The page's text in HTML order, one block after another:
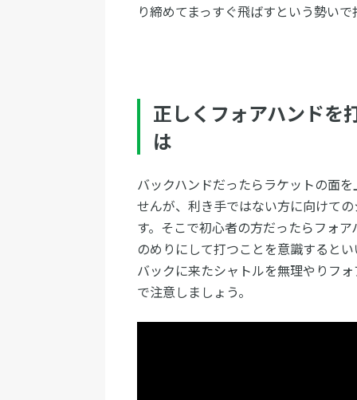
り締めてまっすぐ飛ばすという勢い
正しくフォアハンドを
は
バックハンドだったらラケットの面
せんが、利き手ではない方に向けて
す。そこで初心者の方だったらフォ
のめりにして打つことを意識すると
バックに来たシャトルを無理やりフ
で注意しましょう。